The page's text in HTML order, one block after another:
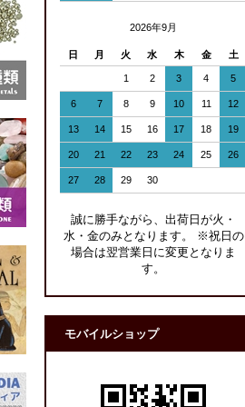
2026年9月
日 月 火 水 木 金 土
1 2 3 4 5
6 7 8 9 10 11 12
13 14 15 16 17 18 19
20 21 22 23 24 25 26
27 28 29 30
誠に勝手ながら、出荷日が火・
水・金のみとなります。 ※祝日の
場合は翌営業日に変更となりま
す。
モバイルショップ